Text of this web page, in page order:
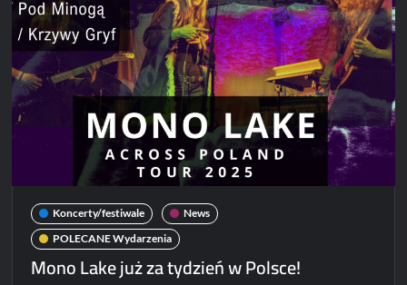
Koncerty/festiwale
News
POLECANE Wydarzenia
Mono Lake już za tydzień w Polsce!